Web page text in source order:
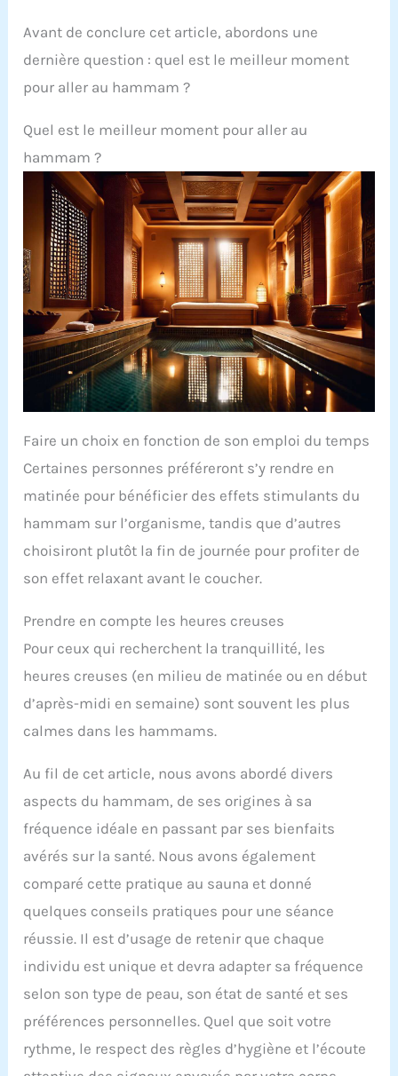
Avant de conclure cet article, abordons une
dernière question : quel est le meilleur moment
pour aller au hammam ?
Quel est le meilleur moment pour aller au
hammam ?
Faire un choix en fonction de son emploi du temps
Certaines personnes préféreront s’y rendre en
matinée pour bénéficier des effets stimulants du
hammam sur l’organisme, tandis que d’autres
choisiront plutôt la fin de journée pour profiter de
son effet relaxant avant le coucher.
Prendre en compte les heures creuses
Pour ceux qui recherchent la tranquillité, les
heures creuses (en milieu de matinée ou en début
d’après-midi en semaine) sont souvent les plus
calmes dans les hammams.
Au fil de cet article, nous avons abordé divers
aspects du hammam, de ses origines à sa
fréquence idéale en passant par ses bienfaits
avérés sur la santé. Nous avons également
comparé cette pratique au sauna et donné
quelques conseils pratiques pour une séance
réussie. Il est d’usage de retenir que chaque
individu est unique et devra adapter sa fréquence
selon son type de peau, son état de santé et ses
préférences personnelles. Quel que soit votre
rythme, le respect des règles d’hygiène et l’écoute